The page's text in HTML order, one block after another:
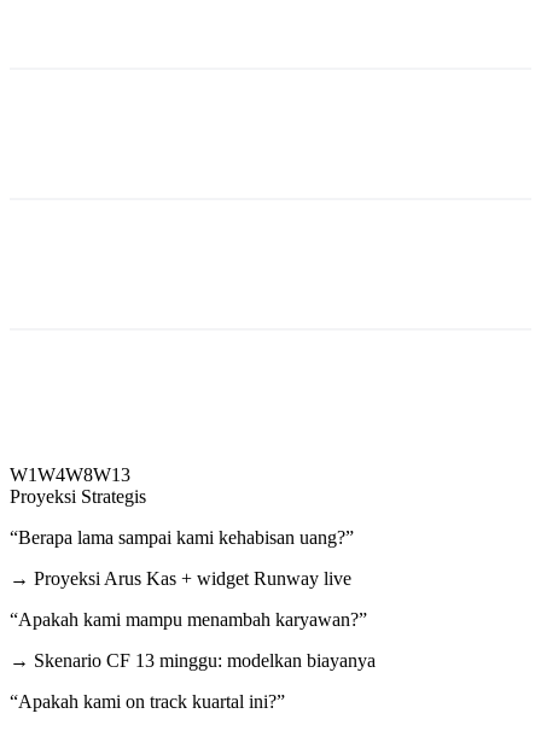
W1W4W8W13
Proyeksi Strategis
“Berapa lama sampai kami kehabisan uang?”
→ Proyeksi Arus Kas + widget Runway live
“Apakah kami mampu menambah karyawan?”
→ Skenario CF 13 minggu: modelkan biayanya
“Apakah kami on track kuartal ini?”